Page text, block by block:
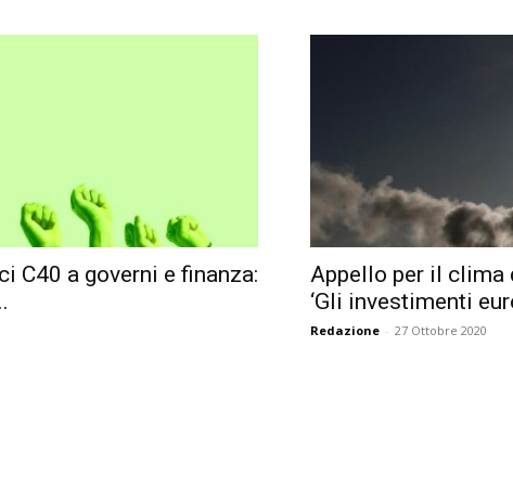
C40 a governi e finanza:
Appello per il clima
‘Gli investimenti
Redazione - 27 Ottobre 2020